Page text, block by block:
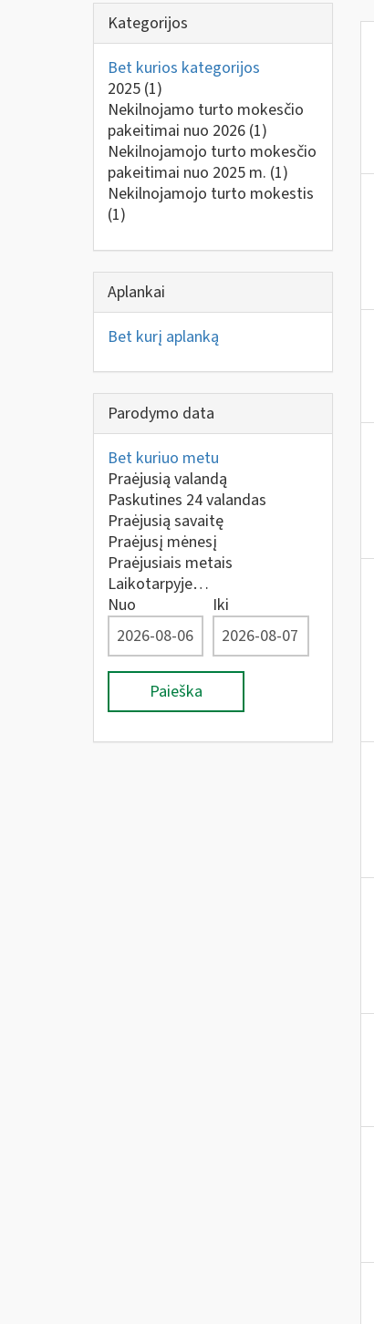
Kategorijos
Bet kurios kategorijos
2025 (1)
Nekilnojamo turto mokesčio
pakeitimai nuo 2026 (1)
Nekilnojamojo turto mokesčio
pakeitimai nuo 2025 m. (1)
Nekilnojamojo turto mokestis
(1)
Aplankai
Bet kurį aplanką
Parodymo data
Bet kuriuo metu
Praėjusią valandą
Paskutines 24 valandas
Praėjusią savaitę
Praėjusį mėnesį
Praėjusiais metais
Laikotarpyje…
Nuo
Iki
Paieška